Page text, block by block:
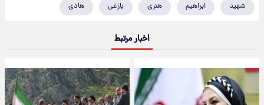
شهید ابراهیم هنری بازغی هادی
اخبار مرتبط